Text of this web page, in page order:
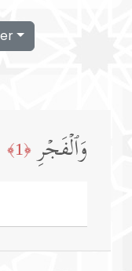
وَٱلۡفَجۡرِ ﴿1﴾